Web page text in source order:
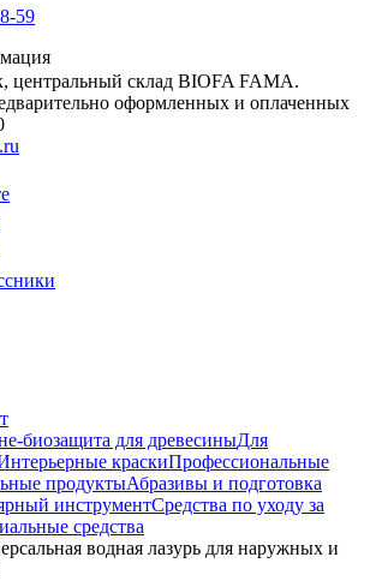
59
центральный склад BIOFA FAMA.
оформленных и оплаченных
биозащита для древесиныДля
краскиПрофессиональные
продуктыАбразивы и подготовка
инструментСредства по уходу за
средства
водная лазурь для наружных и